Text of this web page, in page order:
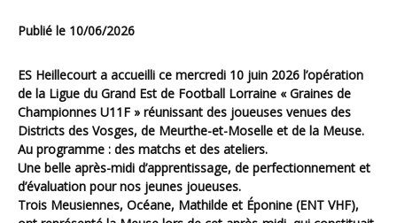
Publié le 10/06/2026
ES Heillecourt a accueilli ce mercredi 10 juin 2026 l’opération
de la Ligue du Grand Est de Football Lorraine « Graines de
Championnes U11F » réunissant des joueuses venues des
Districts des Vosges, de Meurthe-et-Moselle et de la Meuse.
Au programme : des matchs et des ateliers.
Une belle après-midi d’apprentissage, de perfectionnement et
d’évaluation pour nos jeunes joueuses.
Trois Meusiennes, Océane, Mathilde et Éponine (ENT VHF),